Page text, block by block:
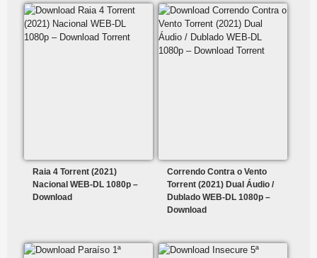
Raia 4 Torrent (2021)
Nacional WEB-DL 1080p –
Download
Correndo Contra o Vento
Torrent (2021) Dual Áudio /
Dublado WEB-DL 1080p –
Download